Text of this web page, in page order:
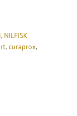
, NILFISK
, curaprox,